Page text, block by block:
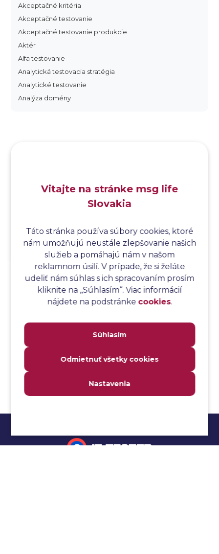
Akceptačné kritéria
Akceptačné testovanie
Akceptačné testovanie produkcie
Aktér
Alfa testovanie
Analytická testovacia stratégia
Analytické testovanie
Analýza domény
Analýza príčin a následkov
Analýza spôsobu a následkov zlyhania softvéru
Analýza stromu chýb
Analýza stromu chýb softvéru
Analýza testovacieho bodu
Analýza toku riadenia
Analýza toku údajov
Analýza webových stránok a inventár meraní
Analyzovateľnosť
Anti-malvér
Vitajte na stránke msg life
Slovakia
Táto stránka používa súbory cookies, ktoré
nám umožňujú neustále zlepšovanie našich
služieb a pomáhajú nám v našom
reklamnom úsilí. V prípade, že si želáte
udeliť nám súhlas s ich spracovaním prosím
kliknite na ,,Súhlasím“. Viac informácií
nájdete na podstránke cookies.
Súhlasím
Odmietnuť všetky cookies
Nastavenia